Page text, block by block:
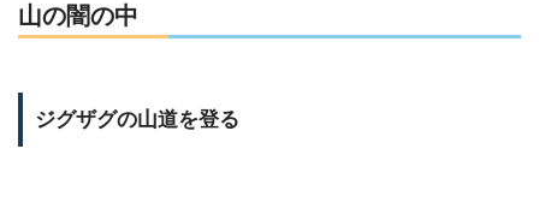
山の闇の中
ジグザグの山道を登る